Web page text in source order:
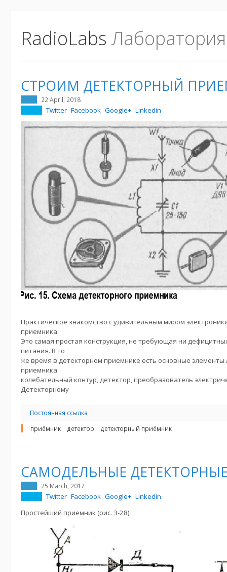
RadioLabs
СТРОИМ ДЕТЕКТОРНЫЙ
22 April, 2018
Twitter Facebook Google+ Linkedin
Практическое знакомство с удивительным миром
приемника.
Это самая простая конструкция, не требующая ни
питания. В то
же время в детекторном приемнике есть основные элементы
приемника:
колебательный контур, детектор, преобразователь
Детекторному
Постоянная ссылка
приёмник
детектор детекторный приёмник
САМОДЕЛЬНЫЕ
25 March, 2017
Twitter Facebook Google+ Linkedin
Простейший приемник (рис. 3-28)